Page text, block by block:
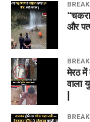
और
मेरठ
वाला